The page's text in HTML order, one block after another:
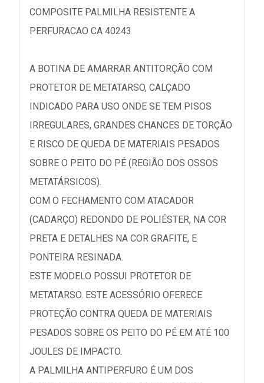
COMPOSITE PALMILHA RESISTENTE A
PERFURACAO CA 40243
A BOTINA DE AMARRAR ANTITORÇÃO COM
PROTETOR DE METATARSO, CALÇADO
INDICADO PARA USO ONDE SE TEM PISOS
IRREGULARES, GRANDES CHANCES DE TORÇÃO
E RISCO DE QUEDA DE MATERIAIS PESADOS
SOBRE O PEITO DO PÉ (REGIÃO DOS OSSOS
METATÁRSICOS).
COM O FECHAMENTO COM ATACADOR
(CADARÇO) REDONDO DE POLIÉSTER, NA COR
PRETA E DETALHES NA COR GRAFITE, E
PONTEIRA RESINADA.
ESTE MODELO POSSUI PROTETOR DE
METATARSO. ESTE ACESSÓRIO OFERECE
PROTEÇÃO CONTRA QUEDA DE MATERIAIS
PESADOS SOBRE OS PEITO DO PÉ EM ATÉ 100
JOULES DE IMPACTO.
A PALMILHA ANTIPERFURO É UM DOS